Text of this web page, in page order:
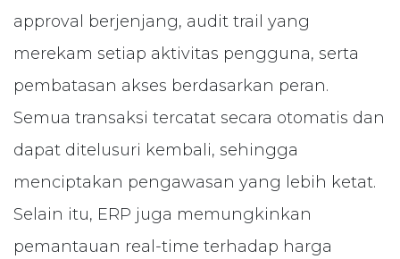
approval berjenjang, audit trail yang
merekam setiap aktivitas pengguna, serta
pembatasan akses berdasarkan peran.
Semua transaksi tercatat secara otomatis dan
dapat ditelusuri kembali, sehingga
menciptakan pengawasan yang lebih ketat.
Selain itu, ERP juga memungkinkan
pemantauan real-time terhadap harga